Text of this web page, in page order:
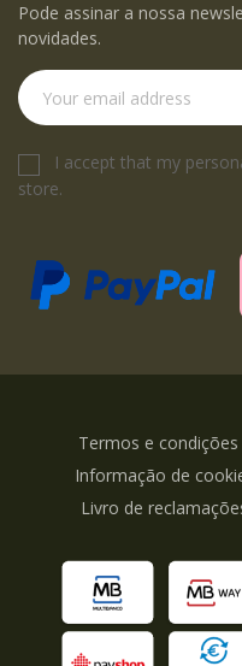
Pode assinar a nossa
novidades.
I accept that my
store.
Termos e condições
Informação de
Livro de